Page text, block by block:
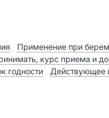
Применение при
курс приема и
годности Действующее